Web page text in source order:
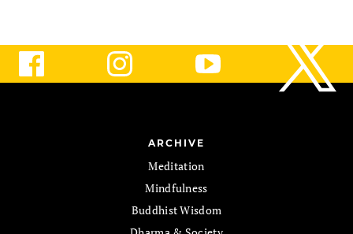
ARCHIVE
Meditation
Mindfulness
Buddhist Wisdom